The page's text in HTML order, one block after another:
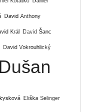
David Anthony
Král David Šanc
David Vokrouhlický
Dušan
Eliška Selinger